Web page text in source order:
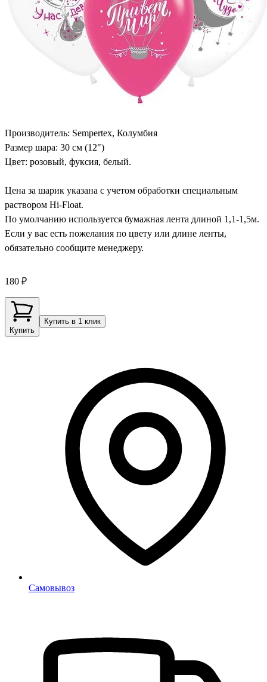
Производитель: Sempertex, Колумбия
Размер шара: 30 см (12")
Цвет: розовый, фуксия, белый.
Цена за шарик указана с учетом обработки специальным
раствором Hi-Float.
По умолчанию используется бумажная лента длиной 1,1-1,5м.
Если у вас есть пожелания по цвету или длине ленты,
обязательно сообщите менеджеру.
180 ₽
Купить
Купить в 1 клик
Самовывоз